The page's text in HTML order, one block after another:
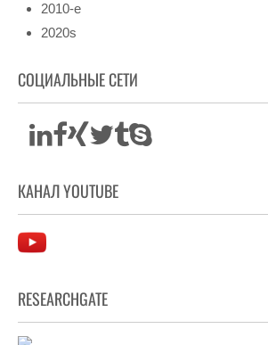
2010-е
2020s
СОЦИАЛЬНЫЕ СЕТИ
КАНАЛ YOUTUBE
RESEARCHGATE